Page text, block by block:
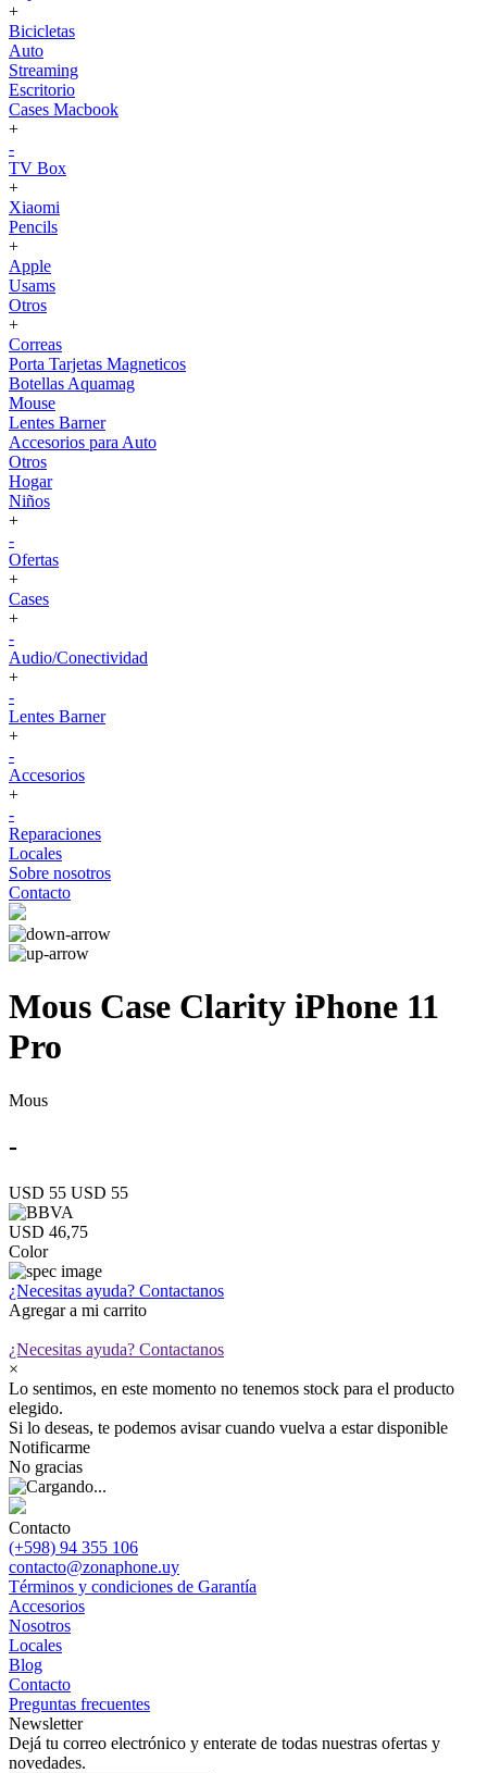
+
Bicicletas
Auto
Streaming
Escritorio
Cases Macbook
+
-
TV Box
+
Xiaomi
Pencils
+
Apple
Usams
Otros
+
Correas
Porta Tarjetas Magneticos
Botellas Aquamag
Mouse
Lentes Barner
Accesorios para Auto
Otros
Hogar
Niños
+
-
Ofertas
+
Cases
+
-
Audio/Conectividad
+
-
Lentes Barner
+
-
Accesorios
+
-
Reparaciones
Locales
Sobre nosotros
Contacto
Mous Case Clarity iPhone 11
Pro
Mous
-
USD 55 USD 55
USD 46,75
Color
¿Necesitas ayuda? Contactanos
Agregar a mi carrito
¿Necesitas ayuda? Contactanos
×
Lo sentimos, en este momento no tenemos stock para el producto
elegido.
Si lo deseas, te podemos avisar cuando vuelva a estar disponible
Notificarme
No gracias
Contacto
(+598) 94 355 106
contacto@zonaphone.uy
Términos y condiciones de Garantía
Accesorios
Nosotros
Locales
Blog
Contacto
Preguntas frecuentes
Newsletter
Dejá tu correo electrónico y enterate de todas nuestras ofertas y
novedades.